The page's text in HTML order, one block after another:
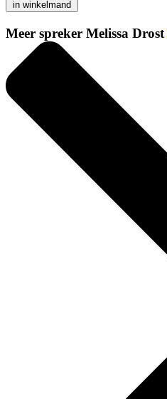
in winkelmand
Meer spreker Melissa Drost